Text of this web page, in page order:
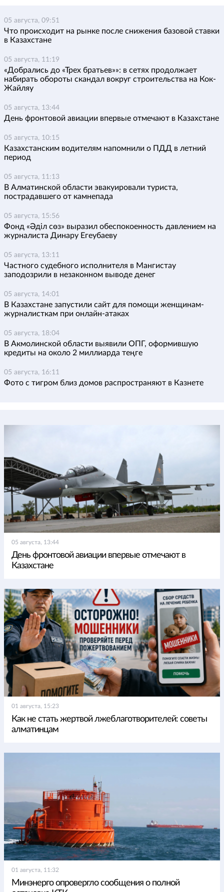
05 августа, 09:51
Что происходит на рынке после снижения базовой ставки
в Казахстане
05 августа, 11:19
«Добрались до «Трех братьев»»: в сетях продолжает
набирать обороты скандал вокруг строительства на Кок-
Жайляу
05 августа, 13:44
День фронтовой авиации впервые отмечают в Казахстане
05 августа, 10:15
Казахстанским водителям напомнили о ПДД в летний
период
05 августа, 11:13
В Алматинской области эвакуировали туриста,
пострадавшего от камнепада
05 августа, 15:56
Фонд «Әділ сөз» выразил обеспокоенность давлением на
журналиста Динару Егеубаеву
05 августа, 13:11
Частного судебного исполнителя в Мангистау
заподозрили в незаконном выводе денег
05 августа, 14:01
В Казахстане запустили сайт для помощи женщинам-
журналисткам при онлайн-атаках
05 августа, 18:04
В Акмолинской области выявили ОПГ, оформившую
кредиты на около 2 миллиарда теңге
05 августа, 16:11
Фото с тигром близ домов распространяют в Казнете
05 августа, 13:44
День фронтовой авиации впервые отмечают в
Казахстане
01 августа, 15:23
Как не стать жертвой лжеблаготворителей: советы
алматинцам
01 августа, 11:32
Минэнерго опровергло сообщения о полной